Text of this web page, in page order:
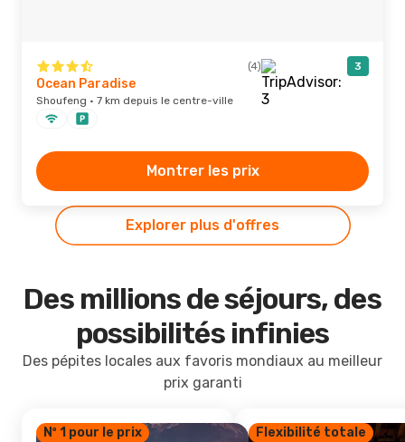
(4) 3
Ocean Paradise
Shoufeng · 7 km depuis le centre-ville
Montrer les prix
Explorer plus d'offres
Des millions de séjours, des
possibilités infinies
Des pépites locales aux favoris mondiaux au meilleur
prix garanti
Nº 1 pour le prix Flexibilité totale